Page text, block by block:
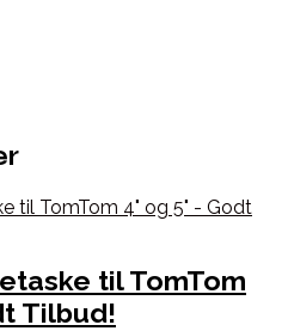
til TomTom
Tilbud!